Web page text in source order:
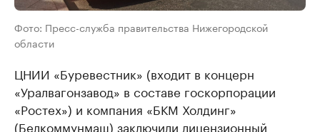
Фото: Пресс-служба правительства Нижегородской
области
ЦНИИ «Буревестник» (входит в концерн
«Уралвагонзавод» в составе госкорпорации
«Ростех») и компания «БКМ Холдинг»
(Белкоммунмаш) заключили лицензионный